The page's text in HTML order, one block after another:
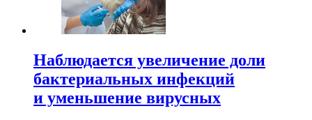
Наблюдается увеличение доли
бактериальных инфекций
и уменьшение вирусных